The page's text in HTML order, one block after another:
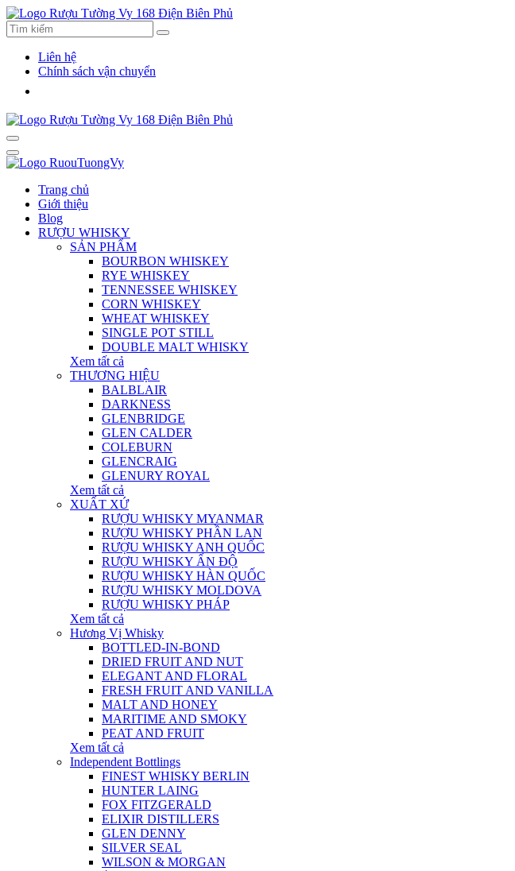
Liên hệ
Chính sách vận chuyển
Trang chủ
Giới thiệu
Blog
RƯỢU WHISKY
SẢN PHẨM
BOURBON WHISKEY
RYE WHISKEY
TENNESSEE WHISKEY
CORN WHISKEY
WHEAT WHISKEY
SINGLE POT STILL
DOUBLE MALT WHISKY
Xem tất cả
THƯƠNG HIỆU
BALBLAIR
DARKNESS
GLENBRIDGE
GLEN CALDER
COLEBURN
GLENCRAIG
GLENURY ROYAL
Xem tất cả
XUẤT XỨ
RƯỢU WHISKY MYANMAR
RƯỢU WHISKY PHẦN LAN
RƯỢU WHISKY ANH QUỐC
RƯỢU WHISKY ẤN ĐỘ
RƯỢU WHISKY HÀN QUỐC
RƯỢU WHISKY MOLDOVA
RƯỢU WHISKY PHÁP
Xem tất cả
Hương Vị Whisky
BOTTLED-IN-BOND
DRIED FRUIT AND NUT
ELEGANT AND FLORAL
FRESH FRUIT AND VANILLA
MALT AND HONEY
MARITIME AND SMOKY
PEAT AND FRUIT
Xem tất cả
Independent Bottlings
FINEST WHISKY BERLIN
HUNTER LAING
FOX FITZGERALD
ELIXIR DISTILLERS
GLEN DENNY
SILVER SEAL
WILSON & MORGAN